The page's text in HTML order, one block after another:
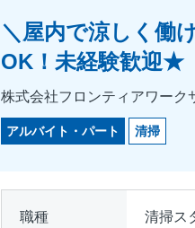
＼屋内で涼しく働
OK！未経験歓迎★
株式会社フロンティアワーク
アルバイト・パート 清掃
職種 清掃ス